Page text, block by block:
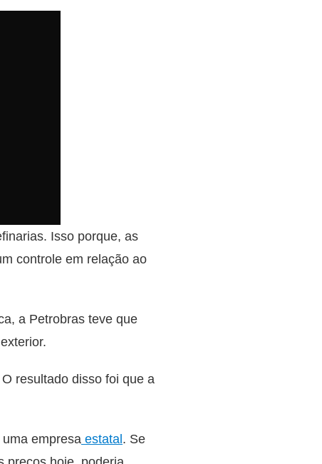
Isso porque, as
controle em relação ao
a Petrobras teve que
resultado disso foi que a
empresa estatal. Se